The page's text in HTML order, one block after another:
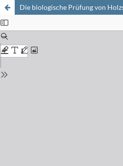
Die biologische Prüfung von